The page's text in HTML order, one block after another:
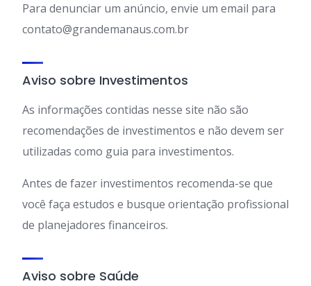
Para denunciar um anúncio, envie um email para
contato@grandemanaus.com.br
Aviso sobre Investimentos
As informações contidas nesse site não são
recomendações de investimentos e não devem ser
utilizadas como guia para investimentos.
Antes de fazer investimentos recomenda-se que
você faça estudos e busque orientação profissional
de planejadores financeiros.
Aviso sobre Saúde